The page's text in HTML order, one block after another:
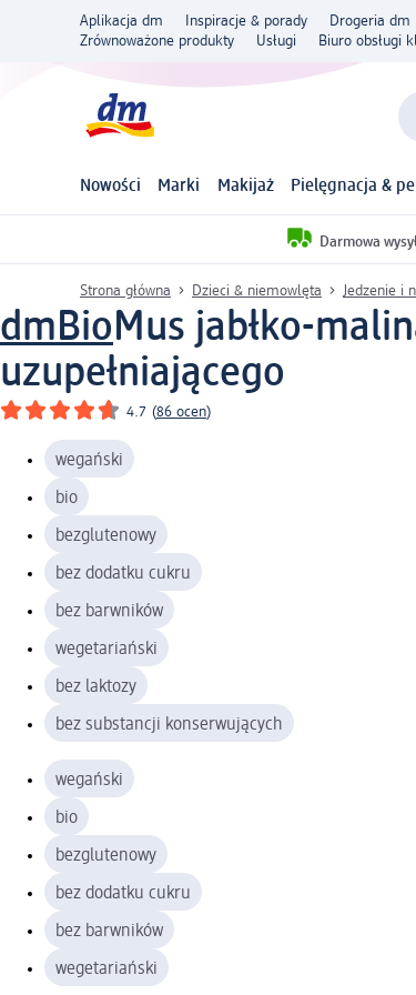
Aplikacja dm Inspiracje & porady
Drogeria dm
Zrównoważone produkty
Usługi Biuro obsługi
Nowości Marki Makijaż Pielęgnacja &
Darmowa
Strona główna Dzieci & niemowlęta Jedzenie i
dmBioMus jabłko-
uzupełniającego
4.7 (86 ocen)
wegański
bio
bezglutenowy
bez dodatku cukru
bez barwników
wegetariański
bez laktozy
bez substancji konserwujących
wegański
bio
bezglutenowy
bez dodatku cukru
bez barwników
wegetariański